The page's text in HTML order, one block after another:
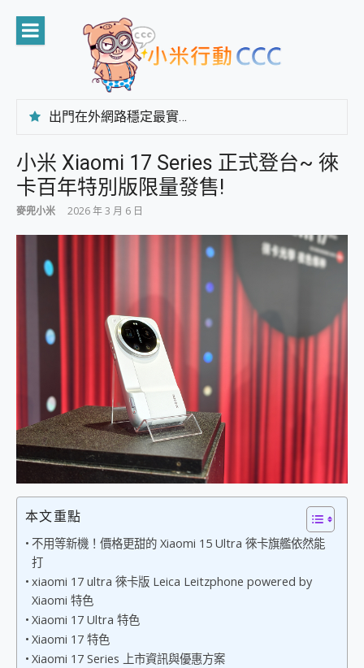
content
出門在外網路穩定最實在 「台灣大哥大」榮獲 4G/5G 在線率全球 NO.3 全台第一與全台六冠王實測心得，走到哪順到哪！
專為 PC上的 XBOX和掌機設計的 FireCuda X1070 SSD 固態硬碟開箱 評測
台灣製攝影機在這裡，100%全無線設計 SpotCam Solo Eco 太陽能防水雲端攝影機 SpotCam Solo 3 2.5K高畫質戶外攝影機 開箱 評測
開箱~變身「蜘蛛人」椅子軍師！MSI MPG 491CQP QD-OLED 超寬曲面電競螢幕，多工辦公、爽度滿滿的終極桌面體驗
iPhone 17 系列 有認證的防護來囉！ imos 首家導入 UL MCV 行銷宣告驗證的手機配件品牌
DJI Osmo Pocket 3 爽爽帶回家 歡慶 EaseUS 21 週年到來，「Slogan 海報徵稿活動」好康大放送
小巧好吸不擋鏡頭 有Qi2認證的 ONPRO MagReact MXs2 5000mAh薄型磁吸無線急速行動電源 開箱 評測
會走動的冷暖氣 SONY REON POCKET PRO 穿戴式智慧冷暖調溫裝置 開箱 評測
寶可夢飛人外掛iToolab AnyGo全新升級，GO Fest 五折優惠嗨翻天！支援 iOS/Android！
自帶線的 有線無線都能充 ONPRO MagReact M5 10000mAh 5合1 磁吸無線急速行動電源 開箱 評測
是螢幕也是電視! 一機超多用途「MSI微星 Modern MD272UPSW 27型」 4K IPS 輕薄商用智慧聯網螢幕 開箱 評測
動靜皆宜「HUAWEI FreeArc」開放式耳掛耳機，無感配戴! 超穩超服貼，音質、通話也很優質
小米 Xiaomi 17 Series 正式登台~ 徠
卡百年特別版限量發售!
麥兜小米 2026 年 3 月 6 日
本文重點
不用等新機！價格更甜的 Xiaomi 15 Ultra 徠卡旗艦依然能
打
xiaomi 17 ultra 徠卡版 Leica Leitzphone powered by
Xiaomi 特色
Xiaomi 17 Ultra 特色
Xiaomi 17 特色
Xiaomi 17 Series 上市資訊與優惠方案